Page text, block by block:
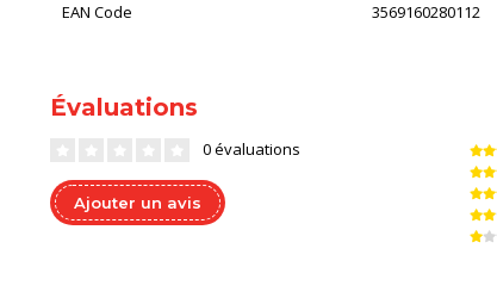
EAN Code 3569160280112
Évaluations
0 évaluations
Ajouter un avis